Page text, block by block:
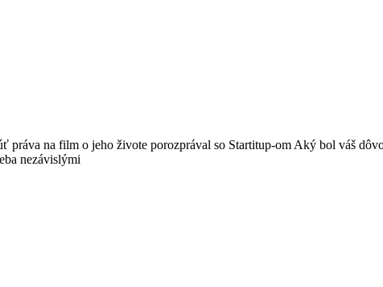
práva na film o jeho živote porozprával so Startitup-om Aký bol váš
nezávislými